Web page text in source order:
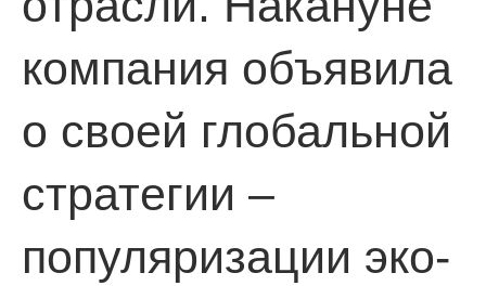
компания объявила
о своей глобальной
стратегии –
популяризации эко-